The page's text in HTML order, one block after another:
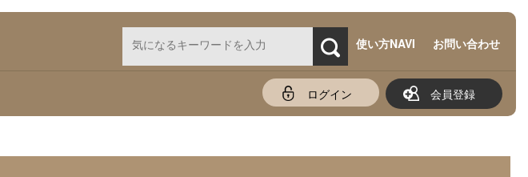
使い方NAVI お問い合わせ
ログイン 会員登録